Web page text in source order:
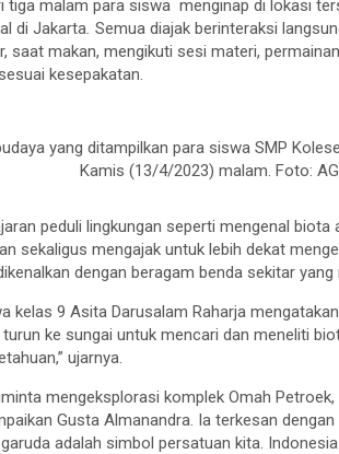
tiga malam para siswa menginap di lokasi
di Jakarta. Semua diajak berinteraksi
saat makan, mengikuti sesi materi,
kesepakatan.
yang ditampilkan para siswa SMP
Kamis (13/4/2023) malam. Foto:
peduli lingkungan seperti mengenal
sekaligus mengajak untuk lebih dekat
dengan beragam benda sekitar
kelas 9 Asita Darusalam Raharja
turun ke sungai untuk mencari dan meneliti
ujarnya.
mengeksplorasi komplek Omah
Gusta Almanandra. Ia terkesan
adalah simbol persatuan kita.